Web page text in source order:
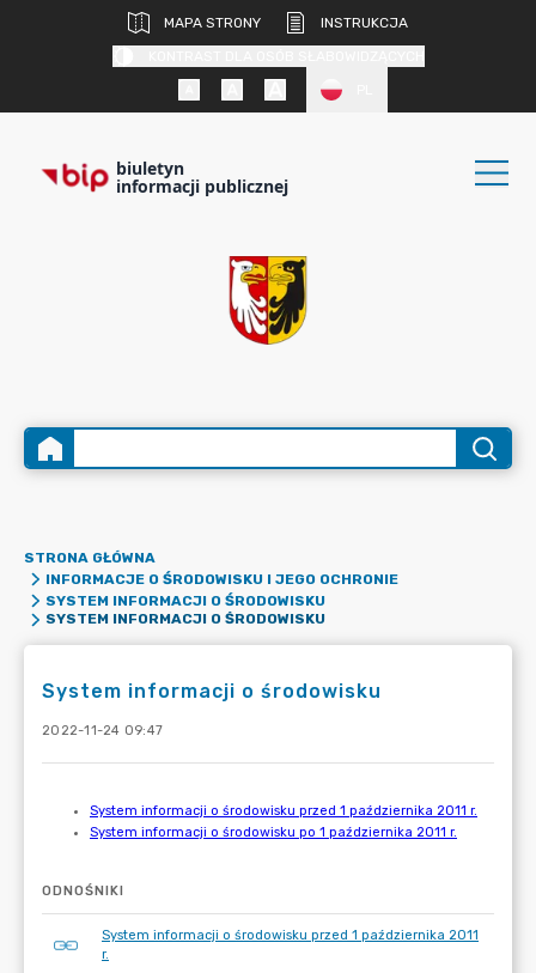
MAPA STRONY
INSTRUKCJA
biuletyn
informacji publicznej
STRONA GŁÓWNA
INFORMACJE O ŚRODOWISKU I JEGO OCHRONIE
SYSTEM INFORMACJI O ŚRODOWISKU
SYSTEM INFORMACJI O ŚRODOWISKU
System informacji o środowisku
2022-11-24 09:47
ODNOŚNIKI
System informacji o środowisku przed 1 października 2011
r.